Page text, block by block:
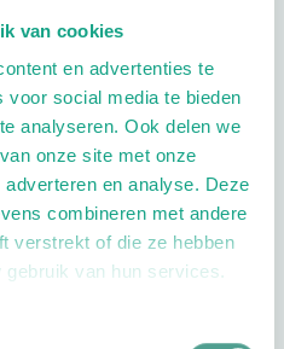
van cookies
en advertenties te
voor social media te bieden
analyseren. Ook delen we
onze site met onze
en analyse. Deze
combineren met andere
verstrekt of die ze hebben
van hun services.